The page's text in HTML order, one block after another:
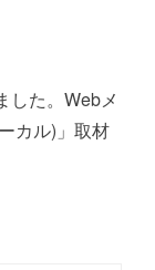
した。Webメ
カル)」取材